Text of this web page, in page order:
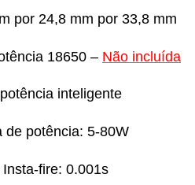
por 24,8 mm por 33,8 mm
18650 – Não incluída
inteligente
de potência: 5-80W
fire: 0.001s